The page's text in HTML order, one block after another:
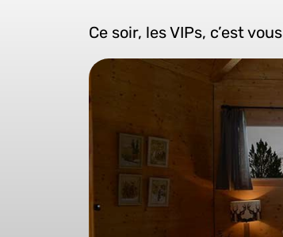
Ce soir, les VIPs, c’est